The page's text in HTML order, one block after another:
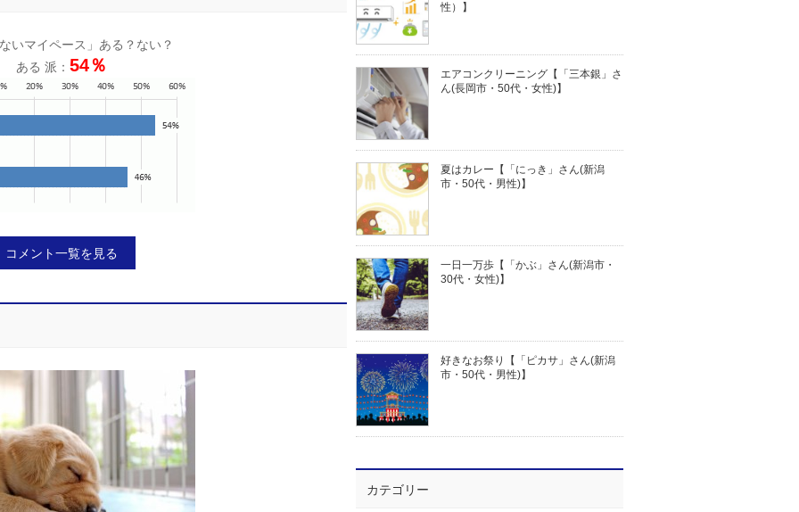
いマイペース」ある？ない？
ある 派： 54％
コメント一覧を見る
性）】
エアコンクリーニング【「三本銀」さ
ん(長岡市・50代・女性)】
夏はカレー【「にっき」さん(新潟
市・50代・男性)】
一日一万歩【「かぶ」さん(新潟市・
30代・女性)】
好きなお祭り【「ピカサ」さん(新潟
市・50代・男性)】
カテゴリー